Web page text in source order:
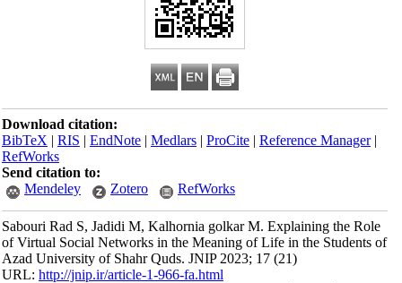
Download citation:
BibTeX|RIS|EndNote|Medlars|ProCite|Reference Manager
RefWorks
Send citation to:
Mendeley
Zotero RefWorks
Sabouri Rad S, Jadidi M, Kalhornia golkar M. Explaining the Role
of Virtual Social Networks in the Meaning of Life in the Students of
Azad University of Shahr Quds. JNIP 2023; 17 (21)
URL:http://jnip.ir/article-1-966-fa.html